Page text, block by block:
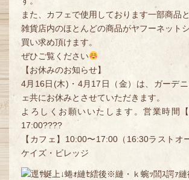
また、カフェで使用しております一部商品
雑貨店内のほとんどの商品がヤフーネット
買い求め頂けます。
ぜひご覧ください
【お休みのお知らせ】
4月16日(木)・4月17日（金）は、ガーデ
ェ共にお休みとさせていただきます。
よろしくお願いいたします。営業時間
17:00????
【カフェ】10:00〜17:00（16:30ラストオ
ケイズ・ビレッジ